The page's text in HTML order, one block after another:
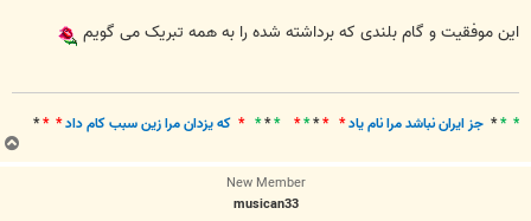
این موفقیت و گام بلندی که برداشته شده را به همه تبریک می گویم
* *
* جز ايران نباشد مرا نام ياد* *
*
*
*
*
*
*
* که يزدان مرا زين سبب کام داد* *
*
ب
ا
New Member
musican33